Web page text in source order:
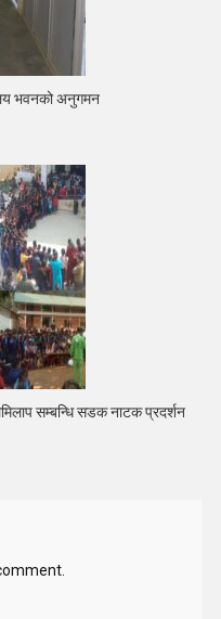
भवनको अनुगमन
सम्बन्धि सडक नाटक प्रदर्शन